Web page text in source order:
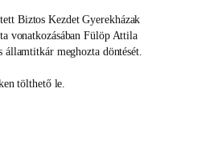
Biztos Kezdet Gyerekházak
vonatkozásában Fülöp Attila
meghozta döntését.
tölthető le.